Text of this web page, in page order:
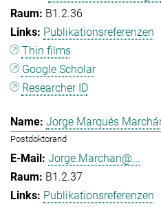
B1.2.36
Publikationsreferenzen
Thin films
Google Scholar
Researcher ID
Jorge Marqués
Postdoktorand
Jorge.Marchan@...
B1.2.37
Publikationsreferenzen